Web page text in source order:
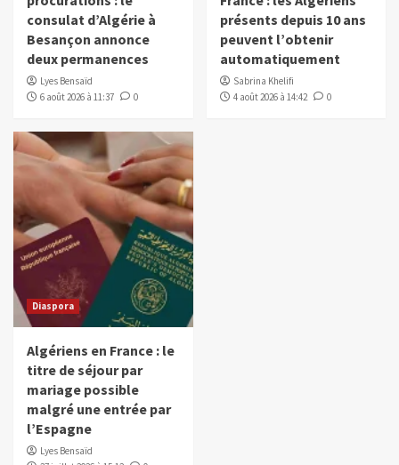
consulat d’Algérie à
Besançon annonce
deux permanences
Lyes Bensaïd
6 août 2026 à 11:37
0
présents depuis 10 ans
peuvent l’obtenir
automatiquement
Sabrina Khelifi
4 août 2026 à 14:42
0
Diaspora
Algériens en France : le
titre de séjour par
mariage possible
malgré une entrée par
l’Espagne
Lyes Bensaïd